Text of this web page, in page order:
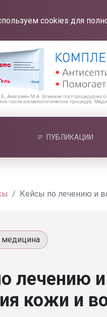
cookies для
ПУБЛИКАЦИИ
Кейсы по лечению и
медицина
лечению
кожи и